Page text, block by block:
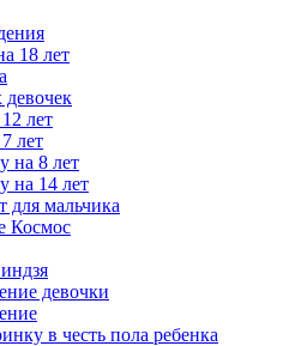
18 лет
девочек
лет
лет
на 8 лет
на 14 лет
для мальчика
Космос
девочки
в честь пола ребенка